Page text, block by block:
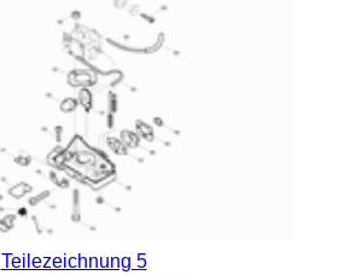
Teilezeichnung 5